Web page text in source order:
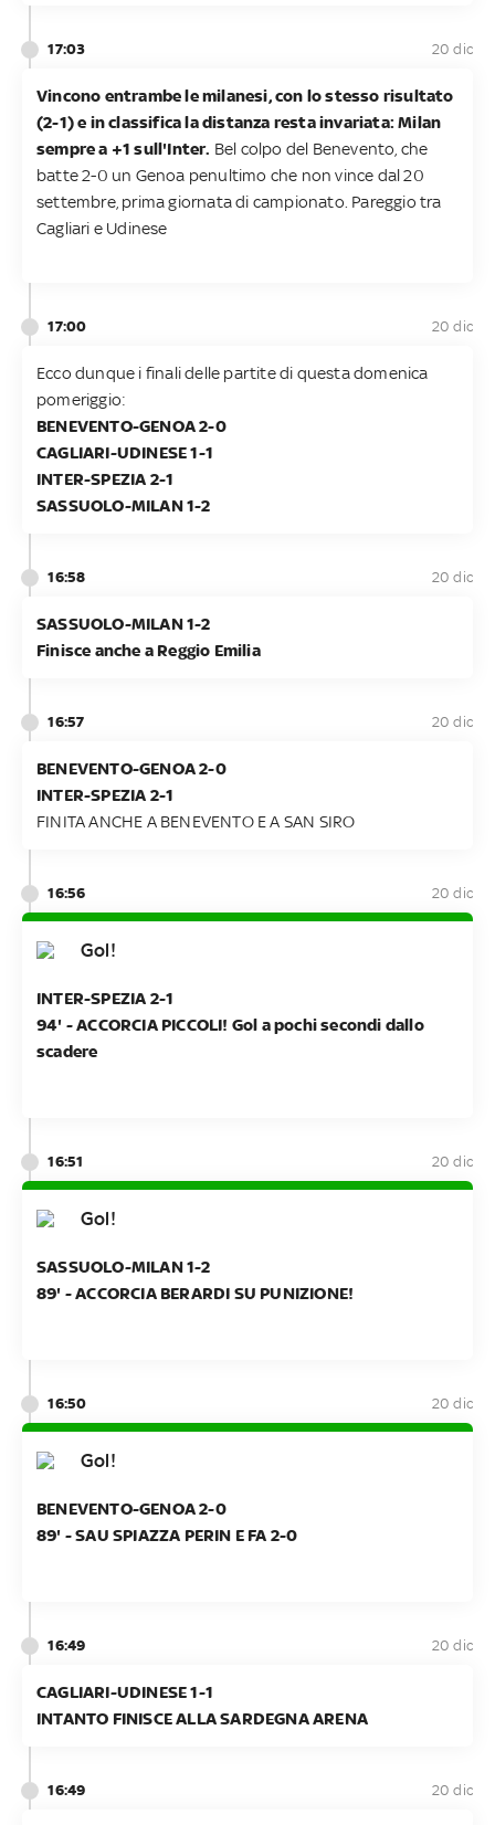
17:03 20 dic
Vincono entrambe le milanesi, con lo stesso risultato
(2-1) e in classifica la distanza resta invariata: Milan
sempre a +1 sull'Inter. Bel colpo del Benevento, che
batte 2-0 un Genoa penultimo che non vince dal 20
settembre, prima giornata di campionato. Pareggio tra
Cagliari e Udinese
17:00 20 dic
Ecco dunque i finali delle partite di questa domenica
pomeriggio:
BENEVENTO-GENOA 2-0
CAGLIARI-UDINESE 1-1
INTER-SPEZIA 2-1
SASSUOLO-MILAN 1-2
16:58 20 dic
SASSUOLO-MILAN 1-2
Finisce anche a Reggio Emilia
16:57 20 dic
BENEVENTO-GENOA 2-0
INTER-SPEZIA 2-1
FINITA ANCHE A BENEVENTO E A SAN SIRO
16:56 20 dic
Gol!
INTER-SPEZIA 2-1
94' - ACCORCIA PICCOLI! Gol a pochi secondi dallo
scadere
16:51 20 dic
Gol!
SASSUOLO-MILAN 1-2
89' - ACCORCIA BERARDI SU PUNIZIONE!
16:50 20 dic
Gol!
BENEVENTO-GENOA 2-0
89' - SAU SPIAZZA PERIN E FA 2-0
16:49 20 dic
CAGLIARI-UDINESE 1-1
INTANTO FINISCE ALLA SARDEGNA ARENA
16:49 20 dic